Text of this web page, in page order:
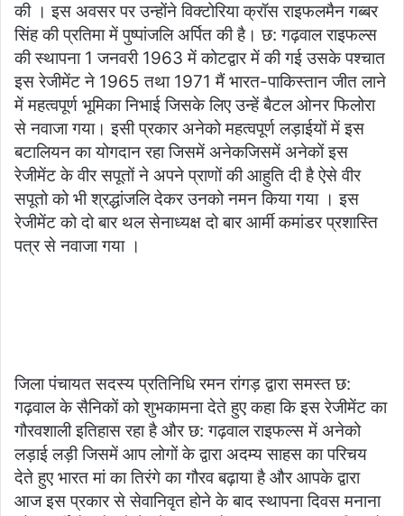
की । इस अवसर पर उन्होंने विक्टोरिया क्रॉस राइफलमैन गब्बर
सिंह की प्रतिमा में पुष्पांजलि अर्पित की है। छ: गढ़वाल राइफल्स
की स्थापना 1 जनवरी 1963 में कोटद्वार में की गई उसके पश्चात
इस रेजीमेंट ने 1965 तथा 1971 मैं भारत-पाकिस्तान जीत लाने
में महत्वपूर्ण भूमिका निभाई जिसके लिए उन्हें बैटल ओनर फिलोरा
से नवाजा गया। इसी प्रकार अनेको महत्वपूर्ण लड़ाईयों में इस
बटालियन का योगदान रहा जिसमें अनेकजिसमें अनेकों इस
रेजीमेंट के वीर सपूतों ने अपने प्राणों की आहुति दी है ऐसे वीर
सपूतो को भी श्रद्धांजलि देकर उनको नमन किया गया । इस
रेजीमेंट को दो बार थल सेनाध्यक्ष दो बार आर्मी कमांडर प्रशास्ति
पत्र से नवाजा गया ।
जिला पंचायत सदस्य प्रतिनिधि रमन रांगड़ द्वारा समस्त छ:
गढ़वाल के सैनिकों को शुभकामना देते हुए कहा कि इस रेजीमेंट का
गौरवशाली इतिहास रहा है और छ: गढ़वाल राइफल्स में अनेको
लड़ाई लड़ी जिसमें आप लोगों के द्वारा अदम्य साहस का परिचय
देते हुए भारत मां का तिरंगे का गौरव बढ़ाया है और आपके द्वारा
आज इस प्रकार से सेवानिवृत होने के बाद स्थापना दिवस मनाना